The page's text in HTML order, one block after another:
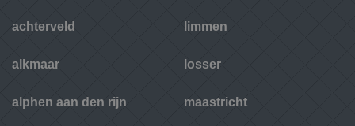
achterveld
alkmaar
alphen aan den rijn
limmen
losser
maastricht